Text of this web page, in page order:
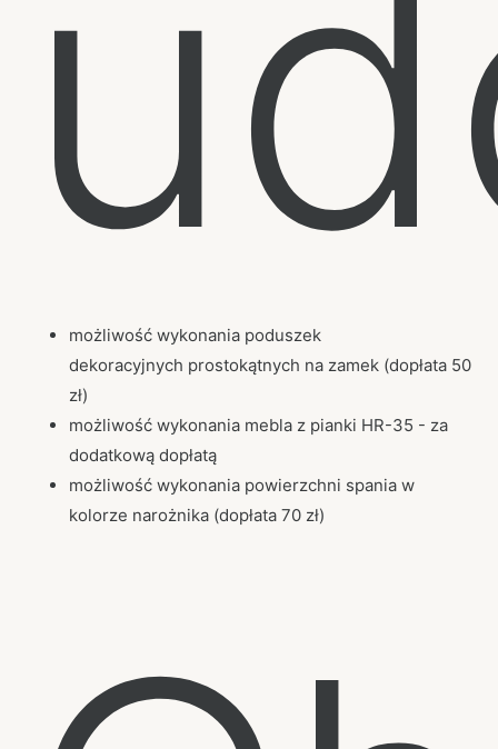
możliwość wykonania poduszek
dekoracyjnych prostokątnych na zamek (dopłata 50
zł)
możliwość wykonania mebla z pianki HR-35 - za
dodatkową dopłatą
możliwość wykonania powierzchni spania w
kolorze narożnika (dopłata 70 zł)